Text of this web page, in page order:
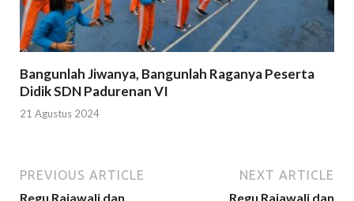
Bangunlah Jiwanya, Bangunlah Raganya Peserta
Didik SDN Padurenan VI
21 Agustus 2024
PREVIOUS ARTICLE
Regu Rajawali dan
NEXT ARTICLE
Regu Rajawali dan